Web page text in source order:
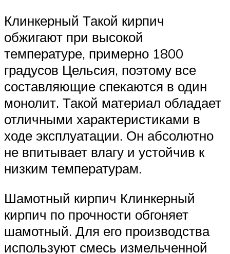
Клинкерный Такой кирпич
обжигают при высокой
температуре, примерно 1800
градусов Цельсия, поэтому все
составляющие спекаются в один
монолит. Такой материал обладает
отличными характеристиками в
ходе эксплуатации. Он абсолютно
не впитывает влагу и устойчив к
низким температурам.
Шамотный кирпич Клинкерный
кирпич по прочности обгоняет
шамотный. Для его производства
используют смесь измельченной